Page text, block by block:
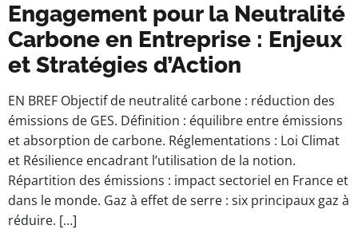
Engagement pour la Neutralité
Carbone en Entreprise : Enjeux
et Stratégies d’Action
EN BREF Objectif de neutralité carbone : réduction des
émissions de GES. Définition : équilibre entre émissions
et absorption de carbone. Réglementations : Loi Climat
et Résilience encadrant l’utilisation de la notion.
Répartition des émissions : impact sectoriel en France et
dans le monde. Gaz à effet de serre : six principaux gaz à
réduire. […]